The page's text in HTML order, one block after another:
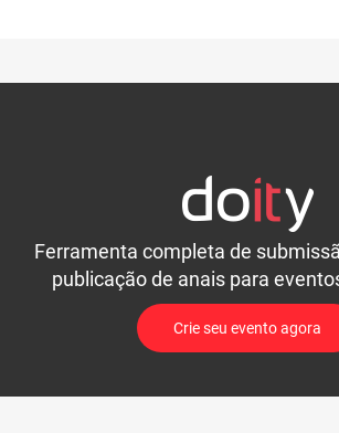
Ferramenta completa de
publicação de anais para
Crie seu evento agora